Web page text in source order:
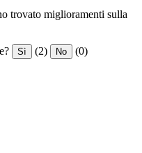
trovato miglioramenti sulla
Sì (2) No (0)